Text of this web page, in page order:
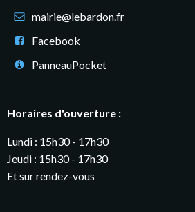
mairie@lebardon.fr
Facebook
PanneauPocket
Horaires d'ouverture :
Lundi : 15h30 - 17h30
Jeudi : 15h30 - 17h30
Et sur rendez-vous